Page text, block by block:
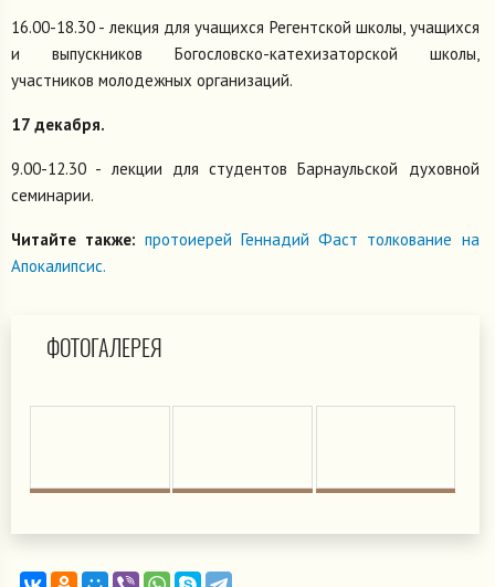
16.00-18.30 - лекция для учащихся Регентской школы, учащихся
и выпускников Богословско-катехизаторской школы,
участников молодежных организаций.
17 декабря.
9.00-12.30 - лекции для студентов Барнаульской духовной
семинарии.
Читайте также: протоиерей Геннадий Фаст толкование на
Апокалипсис.
ФОТОГАЛЕРЕЯ